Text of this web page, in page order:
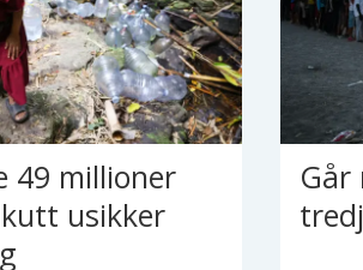
49 millioner
usikker
Går